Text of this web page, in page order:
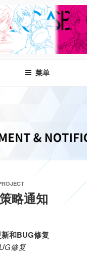
刀剑
菜单
略通知
和BUG修复
修复